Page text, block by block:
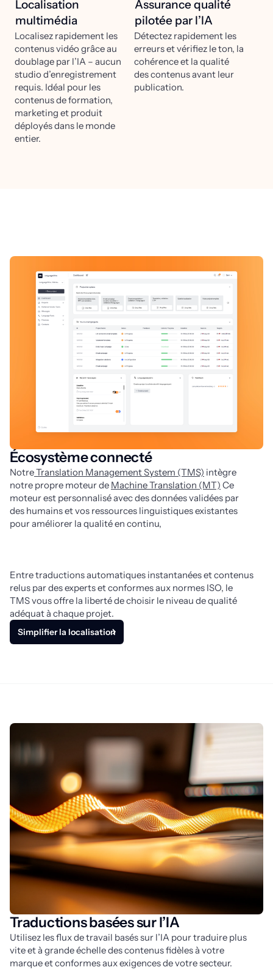
Localisation
multimédia
Localisez rapidement les
contenus vidéo grâce au
doublage par l’IA – aucun
studio d’enregistrement
requis. Idéal pour les
contenus de formation,
marketing et produit
déployés dans le monde
entier.
Assurance qualité
pilotée par l’IA
Détectez rapidement les
erreurs et vérifiez le ton, la
cohérence et la qualité
des contenus avant leur
publication.
Écosystème connecté
Notre Translation Management System (TMS) intègre
notre propre moteur de Machine Translation (MT) Ce
moteur est personnalisé avec des données validées par
des humains et vos ressources linguistiques existantes
pour améliorer la qualité en continu,
Entre traductions automatiques instantanées et contenus
relus par des experts et conformes aux normes ISO, le
TMS vous offre la liberté de choisir le niveau de qualité
adéquat à chaque projet.
Simplifier la localisation
Traductions basées sur l’IA
Utilisez les flux de travail basés sur l’IA pour traduire plus
vite et à grande échelle des contenus fidèles à votre
marque et conformes aux exigences de votre secteur.